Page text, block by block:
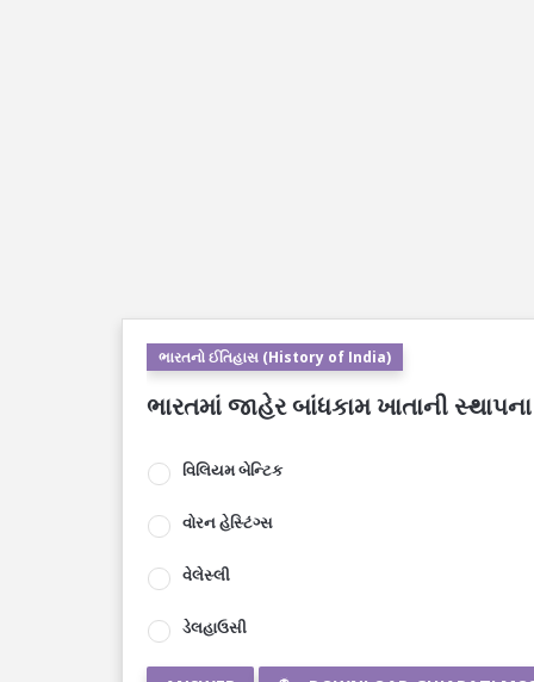
ભારતનો ઈતિહાસ (History of India)
ભારતમાં જાહેર બાંધકામ ખાતાની
વિલિયમ બેન્ટિક
વોરન હેસ્ટિંગ્સ
વેલેસ્લી
ડેલહાઉસી